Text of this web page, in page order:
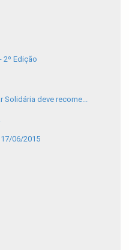
2º Edição
deve recome...
06/2015